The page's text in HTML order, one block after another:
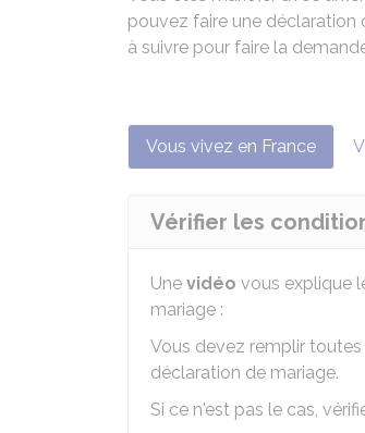
pouvez faire une déclaration
à suivre pour faire la
Vous vivez en France
Vérifier les
Une vidéo vous explique
mariage :
Vous devez remplir
déclaration de mariage.
Si ce n'est pas le cas,